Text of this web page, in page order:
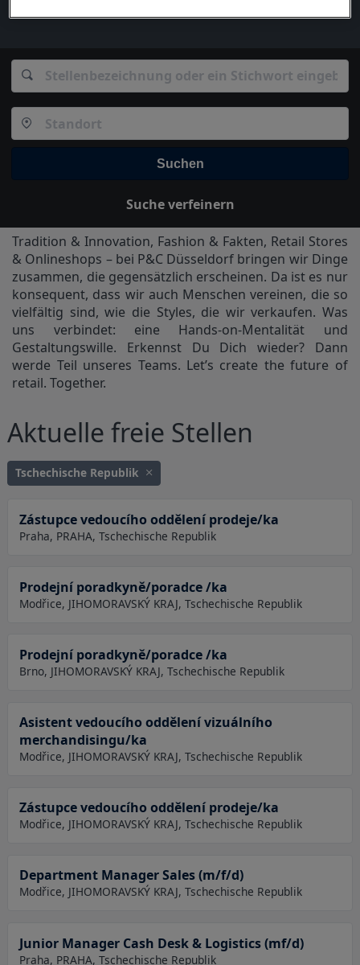
Suchen
Suche verfeinern
Tradition & Innovation, Fashion & Fakten, Retail Stores
& Onlineshops – bei P&C Düsseldorf bringen wir Dinge
zusammen, die gegensätzlich erscheinen. Da ist es nur
konsequent, dass wir auch Menschen vereinen, die so
vielfältig sind, wie die Styles, die wir verkaufen. Was
uns verbindet: eine Hands-on-Mentalität und
Gestaltungswille. Erkennst Du Dich wieder? Dann
werde Teil unseres Teams. Let’s create the future of
retail. Together.
Aktuelle freie Stellen
Tschechische Republik
Zástupce vedoucího oddělení prodeje/ka
Praha, PRAHA, Tschechische Republik
Prodejní poradkyně/poradce /ka
Modřice, JIHOMORAVSKÝ KRAJ, Tschechische Republik
Prodejní poradkyně/poradce /ka
Brno, JIHOMORAVSKÝ KRAJ, Tschechische Republik
Asistent vedoucího oddělení vizuálního
merchandisingu/ka
Modřice, JIHOMORAVSKÝ KRAJ, Tschechische Republik
Zástupce vedoucího oddělení prodeje/ka
Modřice, JIHOMORAVSKÝ KRAJ, Tschechische Republik
Department Manager Sales (m/f/d)
Modřice, JIHOMORAVSKÝ KRAJ, Tschechische Republik
Junior Manager Cash Desk & Logistics (mf/d)
Praha, PRAHA, Tschechische Republik